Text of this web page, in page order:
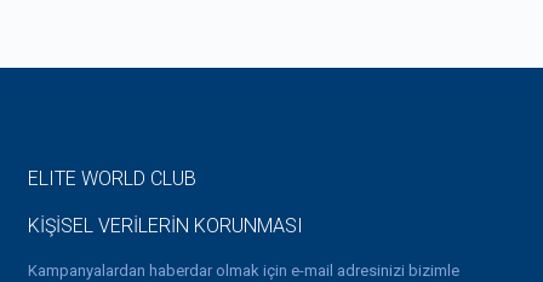
ELITE WORLD CLUB
KİŞİSEL VERİLERİN KORUNMASI
Kampanyalardan haberdar olmak için e-mail adresinizi bizimle